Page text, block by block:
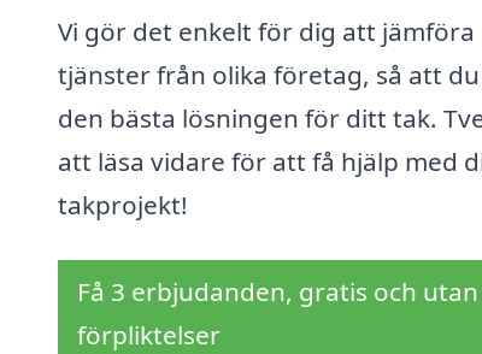
Vi gör det enkelt för dig att jämföra
tjänster från olika företag, så att du
den bästa lösningen för ditt tak.
att läsa vidare för att få hjälp med
takprojekt!
Få 3 erbjudanden, gratis och utan
förpliktelser